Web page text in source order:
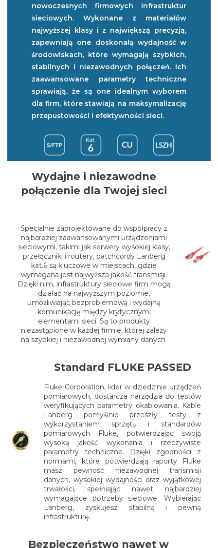
nowoczesnych firmowych infrastruktur
sieciowych. Wykonane z materiałów
najwyższej klasy i z największą precyzją,
zapewniają one doskonałą wydajność w
środowiskach, które wymagają szybkich,
stabilnych i niezawodnych połączeń. Ich
zaawansowane parametry techniczne
sprawiają, że są one idealnym wyborem
dla firm, które stawiają na maksymalizację
przepustowości i efektywności sieci.
Wydajne i niezawodne
połączenie dla Twojej sieci
Specjalnie zaprojektowane do współpracy z
najbardziej zaawansowanymi urządzeniami
sieciowymi, takimi jak serwery wysokiej klasy,
przełączniki i routery, patchcordy Lanberg
kat.6 są kluczowe w miejscach, gdzie
wymagana jest najwyższa jakość transmisji.
Dzięki nim, infrastruktury sieciowe firm mogą
działać na najwyższym poziomie,
umożliwiając bezproblemową i wydajną
komunikację między krytycznymi
elementami sieci. Są to produkty
niezastąpione w każdej firmie, której zależy
na szybkiej i niezawodnej wymiany danych.
Standard FLUKE PASSED
Fluke Corporation, lider w dziedzinie urządzeń
pomiarowych, dostarcza narzędzia do testów
weryfikujących parametry okablowania. Kable
Lanberg pomyślnie przeszły testy z
wykorzystaniem sprzętu i standardów
pomiarowych Fluke, potwierdzając swoją
wysoką jakość wykonania i rzeczywiste
parametry techniczne. Dzięki zgodności z
normami, które potwierdzają raporty Fluke
masz pewność niezawodnej transmisji
danych, wysokiej wydajności oraz wyjątkowej
trwałości, spełniając nawet najbardziej
wymagające potrzeby sieciowe. Wybierając
Lanberg, zyskujesz stabilną i pewną
infrastrukturę.
Bezpieczeństwo nawet w